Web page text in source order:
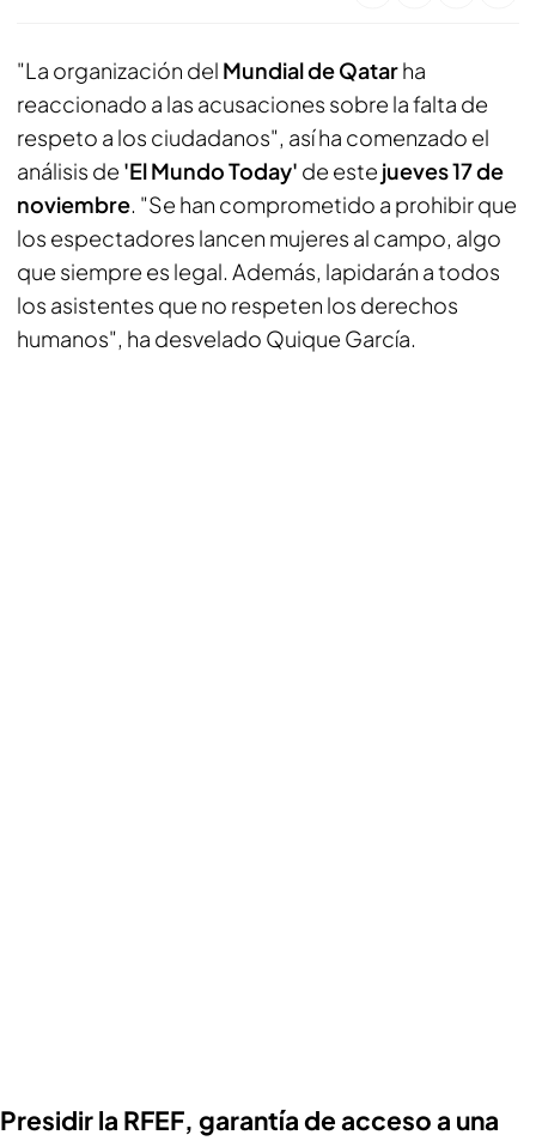
"La organización del Mundial de Qatarha
reaccionado a las acusaciones sobre la falta de
respeto a los ciudadanos", así ha comenzado el
análisis de 'El Mundo Today' de este jueves 17 de
noviembre. "Se han comprometido a prohibir que
los espectadores lancen mujeres al campo, algo
que siempre es legal. Además, lapidarán a todos
los asistentes que no respeten los derechos
humanos", ha desvelado Quique García.
Presidir la RFEF, garantía de acceso a una